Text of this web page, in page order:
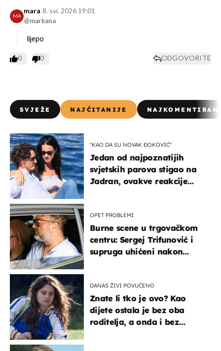
MA
mara
@markana
8. svi. 2026 19:01
lijepo
0 0 ODGOVORITE
SVJEŽE NAJČITANIJE
"KAO DA SU NOVAK ĐOKOVIĆ"
Jedan od najpoznatijih
svjetskih parova stigao na
Jadran, ovakve reakcije
OPET PROBLEMI
Burne scene u trgovačkom
centru: Sergej Trifunović i
supruga uhićeni nakon
DANAS ŽIVI POVUČENO
Znate li tko je ovo? Kao
dijete ostala je bez oba
roditelja, a onda i bez